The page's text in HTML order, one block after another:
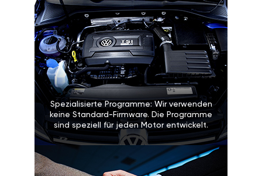
Spezialisierte Programme: Wir verwenden
keine Standard-Firmware. Die Programme
sind speziell für jeden Motor entwickelt.